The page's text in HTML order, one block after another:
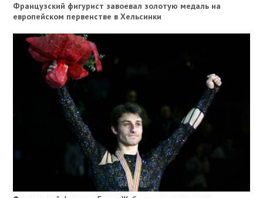
Французский фигурист завоевал золотую медаль на
европейском первенстве в Хельсинки